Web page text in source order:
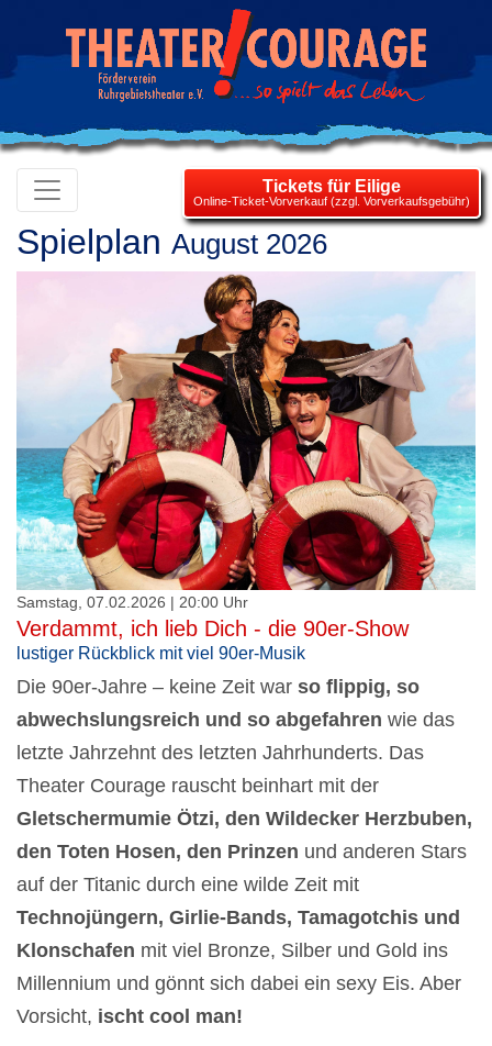
Tickets für Eilige
Online-Ticket-Vorverkauf (zzgl. Vorverkaufsgebühr)
Spielplan August 2026
Samstag, 07.02.2026 | 20:00 Uhr
Verdammt, ich lieb Dich - die 90er-Show
lustiger Rückblick mit viel 90er-Musik
Die 90er-Jahre – keine Zeit war so flippig, so
abwechslungsreich und so abgefahren wie das
letzte Jahrzehnt des letzten Jahrhunderts. Das
Theater Courage rauscht beinhart mit der
Gletschermumie Ötzi, den Wildecker Herzbuben,
den Toten Hosen, den Prinzen und anderen Stars
auf der Titanic durch eine wilde Zeit mit
Technojüngern, Girlie-Bands, Tamagotchis und
Klonschafen mit viel Bronze, Silber und Gold ins
Millennium und gönnt sich dabei ein sexy Eis. Aber
Vorsicht, ischt cool man!